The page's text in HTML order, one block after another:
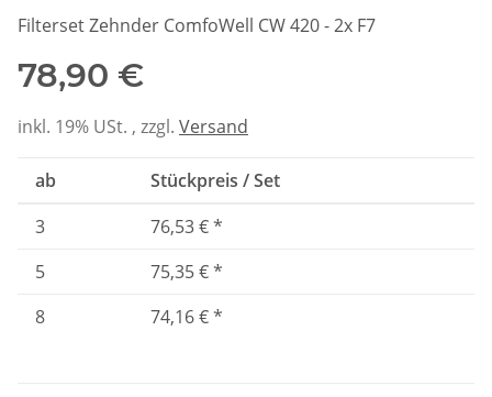
Filterset Zehnder ComfoWell CW 420 - 2x F7
78,90 €
inkl. 19% USt. , zzgl. Versand
ab
Stückpreis / Set
3
76,53 €*
5
75,35 €*
8
74,16 €*